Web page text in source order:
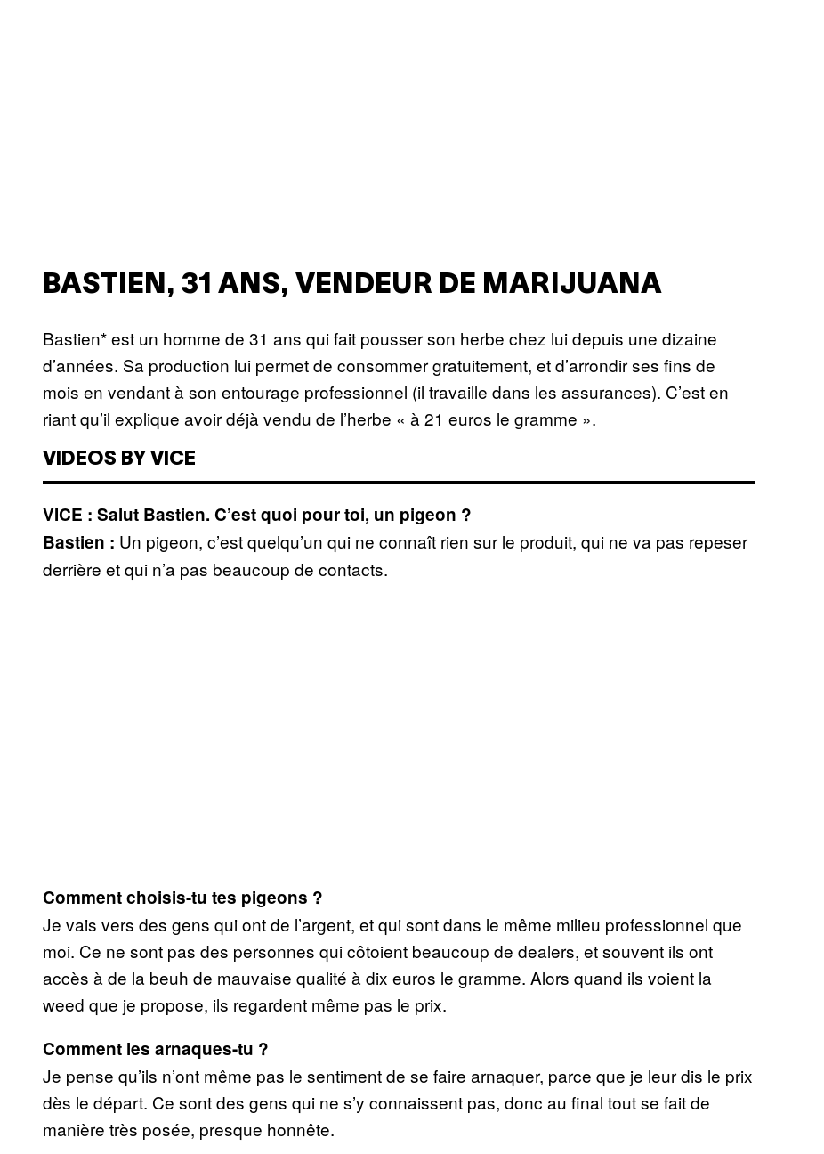
BASTIEN, 31 ANS, VENDEUR DE MARIJUANA
Bastien* est un homme de 31 ans qui fait pousser son herbe chez lui depuis une dizaine
d’années. Sa production lui permet de consommer gratuitement, et d’arrondir ses fins de
mois en vendant à son entourage professionnel (il travaille dans les assurances). C’est en
riant qu’il explique avoir déjà vendu de l’herbe « à 21 euros le gramme ».
VIDEOS BY VICE
VICE : Salut Bastien. C’est quoi pour toi, un pigeon ?
Bastien : Un pigeon, c’est quelqu’un qui ne connaît rien sur le produit, qui ne va pas repeser
derrière et qui n’a pas beaucoup de contacts.
Comment choisis-tu tes pigeons ?
Je vais vers des gens qui ont de l’argent, et qui sont dans le même milieu professionnel que
moi. Ce ne sont pas des personnes qui côtoient beaucoup de dealers, et souvent ils ont
accès à de la beuh de mauvaise qualité à dix euros le gramme. Alors quand ils voient la
weed que je propose, ils regardent même pas le prix.
Comment les arnaques-tu ?
Je pense qu’ils n’ont même pas le sentiment de se faire arnaquer, parce que je leur dis le prix
dès le départ. Ce sont des gens qui ne s’y connaissent pas, donc au final tout se fait de
manière très posée, presque honnête.